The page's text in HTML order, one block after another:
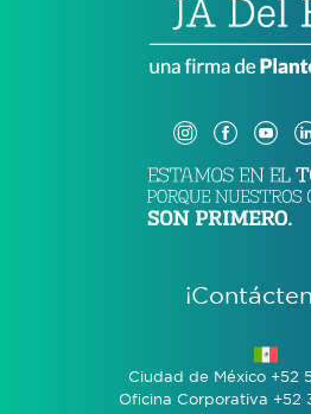
Ciudad de México +52
Oficina Corporativa +52